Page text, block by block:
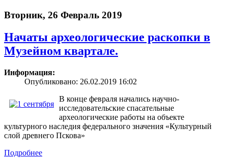
Вторник, 26 Февраль 2019
Начаты археологические раскопки в
Музейном квартале.
Информация:
Опубликовано: 26.02.2019 16:02
В конце февраля начались научно-
исследовательские спасательные
археологические работы на объекте
культурного наследия федерального значения «Культурный
слой древнего Пскова»
Подробнее